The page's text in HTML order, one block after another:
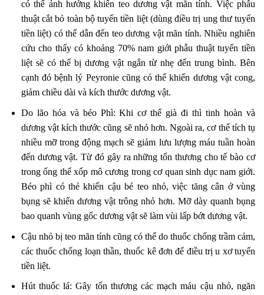
có thể ảnh hưởng khiến teo dương vật mãn tính. Việc phẫu
thuật cắt bỏ toàn bộ tuyến tiền liệt (dùng điều trị ung thư tuyến
tiền liệt) có thể dẫn đến teo dương vật mãn tính. Nhiều nghiên
cứu cho thấy có khoảng 70% nam giới phẫu thuật tuyến tiền
liệt sẽ có thể bị dương vật ngắn từ nhẹ đến trung bình. Bên
cạnh đó bệnh lý Peyronie cũng có thể khiến dương vật cong,
giảm chiều dài và kích thước dương vật.
Do lão hóa và béo Phì: Khi cơ thể già đi thì tinh hoàn và
dương vật kích thước cũng sẽ nhỏ hơn. Ngoài ra, cơ thể tích tụ
nhiều mỡ trong động mạch sẽ giảm lưu lượng máu tuần hoàn
đến dương vật. Từ đó gây ra những tổn thương cho tế bào cơ
trong ống thể xốp mô cương trong cơ quan sinh dục nam giới.
Béo phì có thẻ khiến cậu bé teo nhỏ, việc tăng cân ở vùng
bụng sẽ khiến dương vật trông nhỏ hơn. Mỡ dày quanh bụng
bao quanh vùng gốc dương vật sẽ làm vùi lấp bớt dương vật.
Cậu nhỏ bị teo mãn tính cũng có thể do thuốc chống trầm cảm,
các thuốc chống loạn thần, thuốc kê đơn để điều trị u xơ tuyến
tiền liệt.
Hút thuốc lá: Gây tổn thương các mạch máu cậu nhỏ, ngăn